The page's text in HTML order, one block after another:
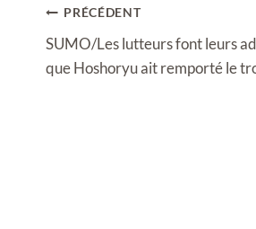
Navigation
de
l’article
PRÉCÉDENT
SUMO/Les lutteurs font leurs
que Hoshoryu ait remporté le